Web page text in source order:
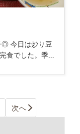
◎ 今日は炒り豆
食でした。季...
次へ